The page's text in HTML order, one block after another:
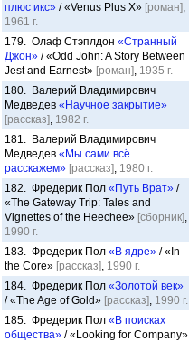
плюс икс» / «Venus Plus X» [роман],
1961 г.
179. Олаф Стэплдон «Странный
Джон» / «Odd John: A Story Between
Jest and Earnest» [роман], 1935 г.
180. Валерий Владимирович
Медведев «Научное закрытие»
[рассказ], 1982 г.
181. Валерий Владимирович
Медведев «Мы сами всё
расскажем» [рассказ], 1980 г.
182. Фредерик Пол «Путь Врат» /
«The Gateway Trip: Tales and
Vignettes of the Heechee» [сборник],
1990 г.
183. Фредерик Пол «В ядре» / «In
the Core» [рассказ], 1990 г.
184. Фредерик Пол «Золотой век»
/ «The Age of Gold» [рассказ], 1990 г.
185. Фредерик Пол «В поисках
общества» / «Looking for Company»